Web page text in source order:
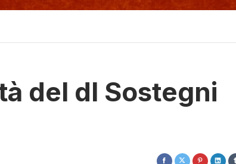
del dl Sostegni